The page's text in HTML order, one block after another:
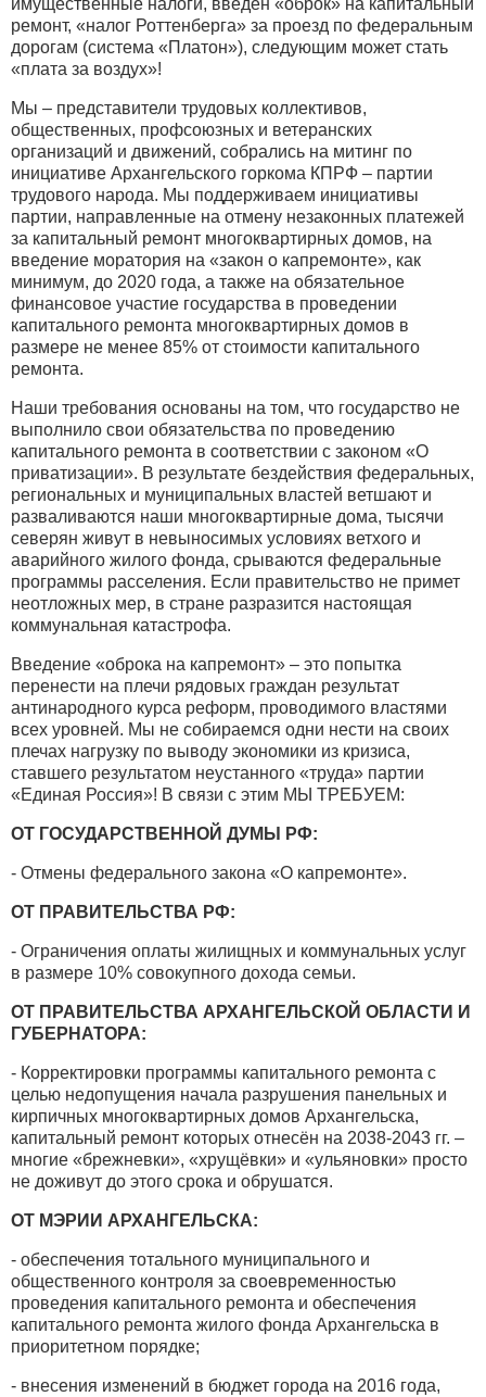
имущественные налоги, введён «оброк» на капитальный
ремонт, «налог Роттенберга» за проезд по федеральным
дорогам (система «Платон»), следующим может стать
«плата за воздух»!
Мы – представители трудовых коллективов,
общественных, профсоюзных и ветеранских
организаций и движений, собрались на митинг по
инициативе Архангельского горкома КПРФ – партии
трудового народа. Мы поддерживаем инициативы
партии, направленные на отмену незаконных платежей
за капитальный ремонт многоквартирных домов, на
введение моратория на «закон о капремонте», как
минимум, до 2020 года, а также на обязательное
финансовое участие государства в проведении
капитального ремонта многоквартирных домов в
размере не менее 85% от стоимости капитального
ремонта.
Наши требования основаны на том, что государство не
выполнило свои обязательства по проведению
капитального ремонта в соответствии с законом «О
приватизации». В результате бездействия федеральных,
региональных и муниципальных властей ветшают и
разваливаются наши многоквартирные дома, тысячи
северян живут в невыносимых условиях ветхого и
аварийного жилого фонда, срываются федеральные
программы расселения. Если правительство не примет
неотложных мер, в стране разразится настоящая
коммунальная катастрофа.
Введение «оброка на капремонт» – это попытка
перенести на плечи рядовых граждан результат
антинародного курса реформ, проводимого властями
всех уровней. Мы не собираемся одни нести на своих
плечах нагрузку по выводу экономики из кризиса,
ставшего результатом неустанного «труда» партии
«Единая Россия»! В связи с этим МЫ ТРЕБУЕМ:
ОТ ГОСУДАРСТВЕННОЙ ДУМЫ РФ:
- Отмены федерального закона «О капремонте».
ОТ ПРАВИТЕЛЬСТВА РФ:
- Ограничения оплаты жилищных и коммунальных услуг
в размере 10% совокупного дохода семьи.
ОТ ПРАВИТЕЛЬСТВА АРХАНГЕЛЬСКОЙ ОБЛАСТИ И
ГУБЕРНАТОРА:
- Корректировки программы капитального ремонта с
целью недопущения начала разрушения панельных и
кирпичных многоквартирных домов Архангельска,
капитальный ремонт которых отнесён на 2038-2043 гг. –
многие «брежневки», «хрущёвки» и «ульяновки» просто
не доживут до этого срока и обрушатся.
ОТ МЭРИИ АРХАНГЕЛЬСКА:
- обеспечения тотального муниципального и
общественного контроля за своевременностью
проведения капитального ремонта и обеспечения
капитального ремонта жилого фонда Архангельска в
приоритетном порядке;
- внесения изменений в бюджет города на 2016 года,